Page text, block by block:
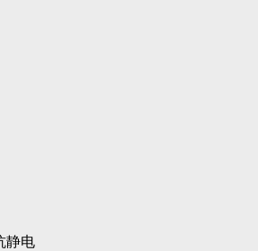
静电